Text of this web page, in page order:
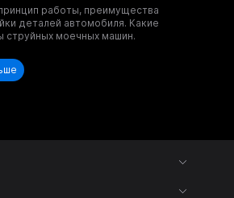
работы, преимущества
деталей автомобиля. Какие
струйных моечных машин.